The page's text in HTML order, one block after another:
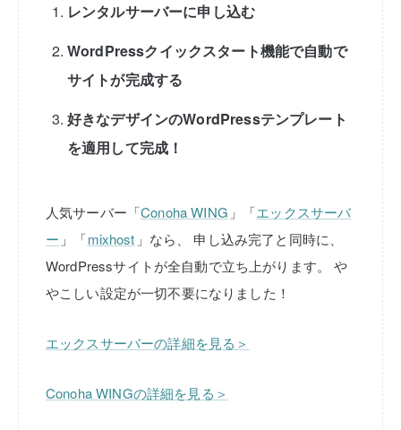
レンタルサーバーに申し込む
WordPressクイックスタート機能で自動で
サイトが完成する
好きなデザインのWordPressテンプレート
を適用して完成！
人気サーバー「Conoha WING 」「エックスサーバ
ー 」「mixhost 」なら、
申し込み完了と同時に、
WordPressサイトが全自動で立ち上がります。
や
やこしい設定が一切不要になりました！
エックスサーバーの詳細を見る＞
Conoha WINGの詳細を見る＞